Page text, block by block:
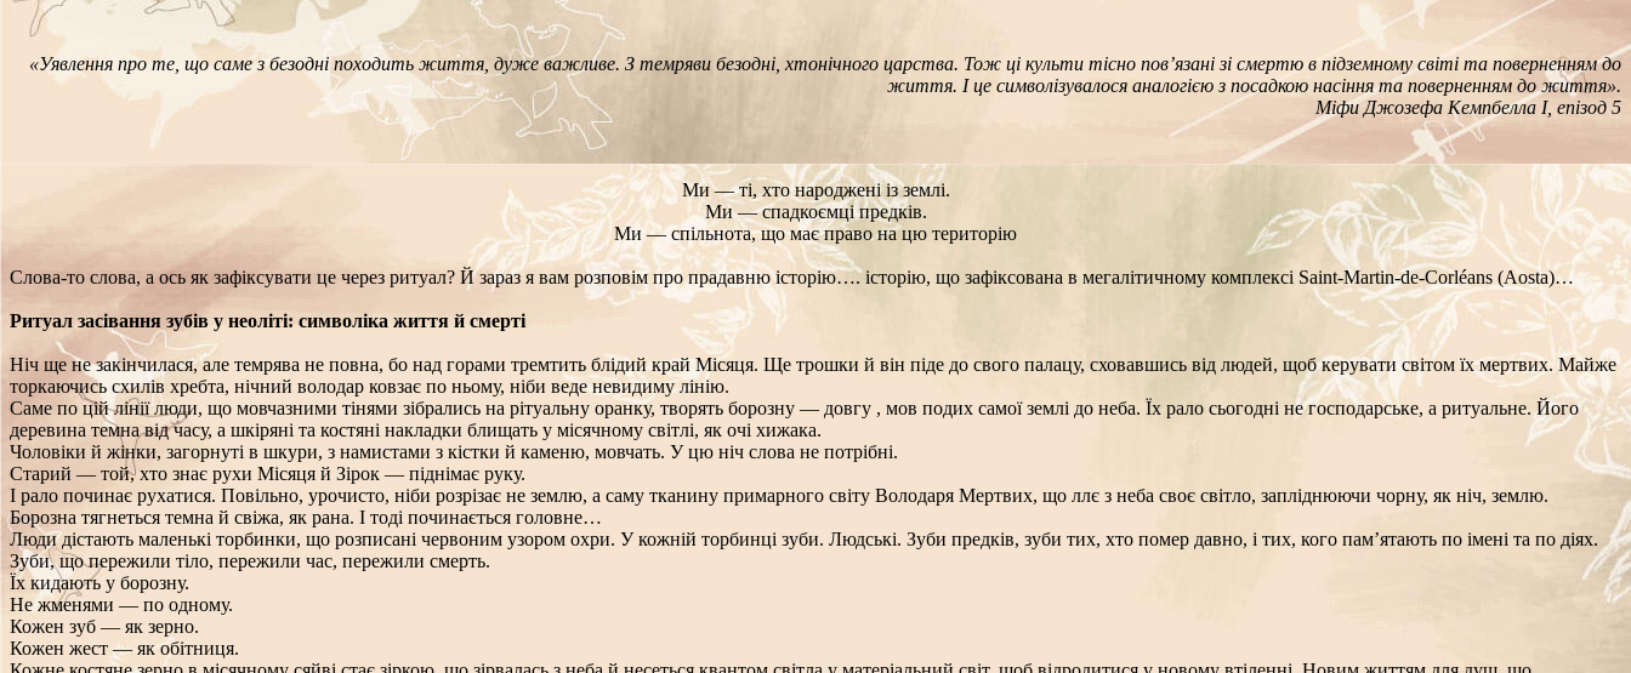
«Уявлення про те, що саме з безодні походить життя, дуже важливе. З темряви безодні, хтонічного царства. Тож ці культи тісно пов’язані зі смертю в підземному світі та поверненням до
життя. І це символізувалося аналогією з посадкою насіння та поверненням до життя».
Міфи Джозефа Кемпбелла I, епізод 5
Ми — ті, хто народжені із землі.
Ми — спадкоємці предків.
Ми — спільнота, що має право на цю територію
Слова-то слова, а ось як зафіксувати це через ритуал? Й зараз я вам розповім про прадавню історію…. історію, що зафіксована в мегалітичному комплексі Saint‑Martin‑de‑Corléans (Aosta)…
Ритуал засівання зубів у неоліті: символіка життя й смерті
Ніч ще не закінчилася, але темрява не повна, бо над горами тремтить блідий край Місяця. Ще трошки й він піде до свого палацу, сховавшись від людей, щоб керувати світом їх мертвих. Майже
торкаючись схилів хребта, нічний володар ковзає по ньому, ніби веде невидиму лінію.
Саме по цій лінії люди, що мовчазними тінями зібрались на рітуальну оранку, творять борозну — довгу , мов подих самої землі до неба. Їх рало сьогодні не господарське, а ритуальне. Його
деревина темна від часу, а шкіряні та костяні накладки блищать у місячному світлі, як очі хижака.
Чоловіки й жінки, загорнуті в шкури, з намистами з кістки й каменю, мовчать. У цю ніч слова не потрібні.
Старий — той, хто знає рухи Місяця й Зірок — піднімає руку.
І рало починає рухатися. Повільно, урочисто, ніби розрізає не землю, а саму тканину примарного світу Володаря Мертвих, що ллє з неба своє світло, запліднюючи чорну, як ніч, землю.
Борозна тягнеться темна й свіжа, як рана. І тоді починається головне…
Люди дістають маленькі торбинки, що розписані червоним узором охри. У кожній торбинці зуби. Людські. Зуби предків, зуби тих, хто помер давно, і тих, кого пам’ятають по імені та по діях.
Зуби, що пережили тіло, пережили час, пережили смерть.
Їх кидають у борозну.
Не жменями — по одному.
Кожен зуб — як зерно.
Кожен жест — як обітниця.